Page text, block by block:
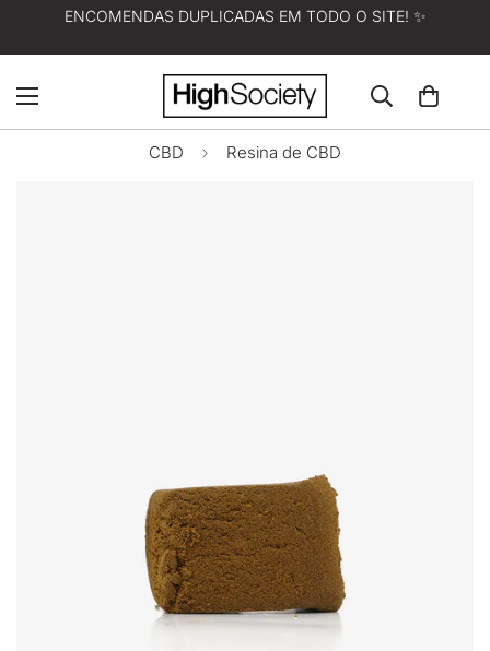
ENCOMENDAS DUPLICADAS EM TODO O SITE! ✨
CBD Resina de CBD